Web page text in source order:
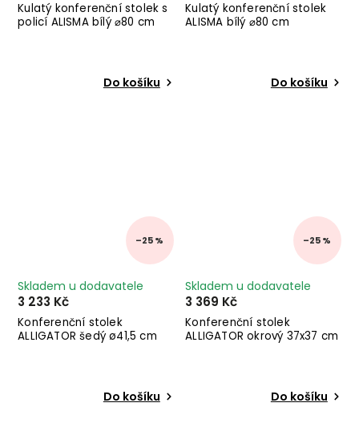
Kulatý konferenční stolek s
policí ALISMA bílý ⌀80 cm
Do košíku
Kulatý konferenční stolek
ALISMA bílý ⌀80 cm
Do košíku
–25 %
Konferenční stolek
ALLIGATOR šedý ø41,5 cm
Skladem u dodavatele
3 233 Kč
Do košíku
–25 %
Konferenční stolek
ALLIGATOR okrový 37x37 cm
Skladem u dodavatele
3 369 Kč
Do košíku